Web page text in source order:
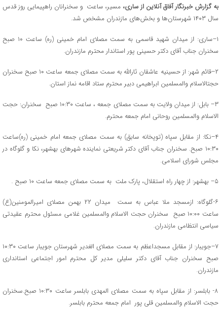
به گزارش خبرنگار آفاق آنلاین از ساری، مسیر، ساعت و سخنرانان راهپیمایی روز قدس
سال ۱۴۰۳ شهرستان‌ها و بخش‌های مازندران مشخص شد.
۱–ساری: از میدان شهید قاسمی به سمت مصلای امام خمینی (ره) ساعت ۱۰ صبح
سخنران جناب آقای دکتر حسینی پور استاندار محترم مازندران.
۲–قائم شهر: از حسینیه عاشقان ثارالله به سمت مصلای جمعه ساعت ۱۰ صبح سخنران
حجتالاسلام والمسلمین ابراهیمی دبیر محترم ستاد اقامه نماز استان.
۳– بابل: از میدان ولایت به سمت مصلای جمعه ، ساعت ۱۰:۳۰ صبح سخنران: حجت
الاسلام والمسلمین روحانی امام جمعه محترم.
۴–نکا: از مقابل سپاه (توپخانه سابق) به سمت مصلای جمعه امام خمینی (ره)ساعت
۱۰:۳۰ صبح. سخنران جناب آقای دکتر شریعتی نماینده شهرهای بهشهر، نکا و گلوگاه در
مجلس شورای اسلامی.
۵– بهشهر: از چهار راه استقلال، پارک ملت به سمت مصلای جمعه ساعت ۱۰ صبح .
۶-گلوگاه: ازمسجد ملا عباس به سمت میدان ۲۲ بهمن مصلای امیرالمومنین(ع)
ساعت ۱۰:۰۰ صبح سخنران حجت الاسلام والمسلمین غلامی مسئول محترم عقیدتی
سیاسی انتظامی مازندران.
۷–جویبار: از مقابل مسجداعظم به سمت مصلای الغدیر شهرستان جویبار ساعت ۱۰:۳۰
صبح سخنران جناب آقای دکتر سلیلی مدیر کل محترم امور اجتماعی استانداری
مازندران.
۸- بابلسر: از مقابل سپاه به سمت مصلای المهدی بابلسر ساعت ۱۰:۳۰ صبح.سخنران
حجت الاسلام والمسلمین قلی پور امام جمعه محترم بابلسر.